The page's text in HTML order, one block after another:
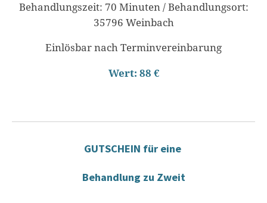
Behandlungszeit: 70 Minuten / Behandlungsort:
35796 Weinbach
Einlösbar nach Terminvereinbarung
Wert: 88 €
GUTSCHEIN für eine
Behandlung zu Zweit